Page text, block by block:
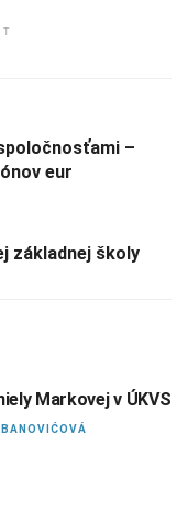
–
eur
základnej školy
Markovej v ÚKVS